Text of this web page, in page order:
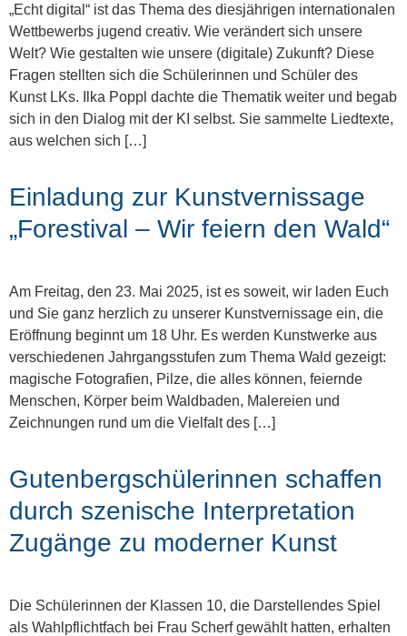
„Echt digital“ ist das Thema des diesjährigen internationalen
Wettbewerbs jugend creativ. Wie verändert sich unsere
Welt? Wie gestalten wie unsere (digitale) Zukunft? Diese
Fragen stellten sich die Schülerinnen und Schüler des
Kunst LKs. Ilka Poppl dachte die Thematik weiter und begab
sich in den Dialog mit der KI selbst. Sie sammelte Liedtexte,
aus welchen sich […]
Einladung zur Kunstvernissage
„Forestival – Wir feiern den Wald“
Am Freitag, den 23. Mai 2025, ist es soweit, wir laden Euch
und Sie ganz herzlich zu unserer Kunstvernissage ein, die
Eröffnung beginnt um 18 Uhr. Es werden Kunstwerke aus
verschiedenen Jahrgangsstufen zum Thema Wald gezeigt:
magische Fotografien, Pilze, die alles können, feiernde
Menschen, Körper beim Waldbaden, Malereien und
Zeichnungen rund um die Vielfalt des […]
Gutenbergschülerinnen schaffen
durch szenische Interpretation
Zugänge zu moderner Kunst
Die Schülerinnen der Klassen 10, die Darstellendes Spiel
als Wahlpflichtfach bei Frau Scherf gewählt hatten, erhalten